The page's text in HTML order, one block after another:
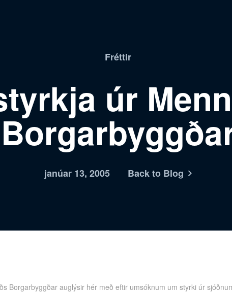
Fréttir
úr
janúar 13, 2005 Back to Blog
Borgarbyggðar auglýsir hér með eftir umsóknum um styrki úr